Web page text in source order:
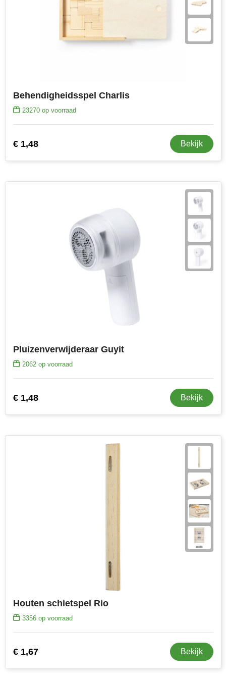
Behendigheidsspel Charlis
23270op voorraad
€ 1,48 Bekijk
Pluizenverwijderaar Guyit
2062op voorraad
€ 1,48 Bekijk
Houten schietspel Rio
3356op voorraad
€ 1,67 Bekijk